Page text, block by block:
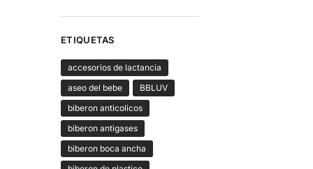
ETIQUETAS
accesorios de lactancia
aseo del bebe
BBLUV
biberon anticolicos
biberon antigases
biberon boca ancha